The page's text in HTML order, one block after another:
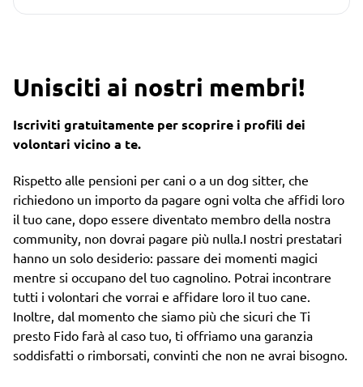
Unisciti ai nostri membri!
Iscriviti gratuitamente per scoprire i profili dei
volontari vicino a te.
Rispetto alle pensioni per cani o a un dog sitter, che
richiedono un importo da pagare ogni volta che affidi loro
il tuo cane, dopo essere diventato membro della nostra
community, non dovrai pagare più nulla.I nostri prestatari
hanno un solo desiderio: passare dei momenti magici
mentre si occupano del tuo cagnolino. Potrai incontrare
tutti i volontari che vorrai e affidare loro il tuo cane.
Inoltre, dal momento che siamo più che sicuri che Ti
presto Fido farà al caso tuo, ti offriamo una garanzia
soddisfatti o rimborsati, convinti che non ne avrai bisogno.